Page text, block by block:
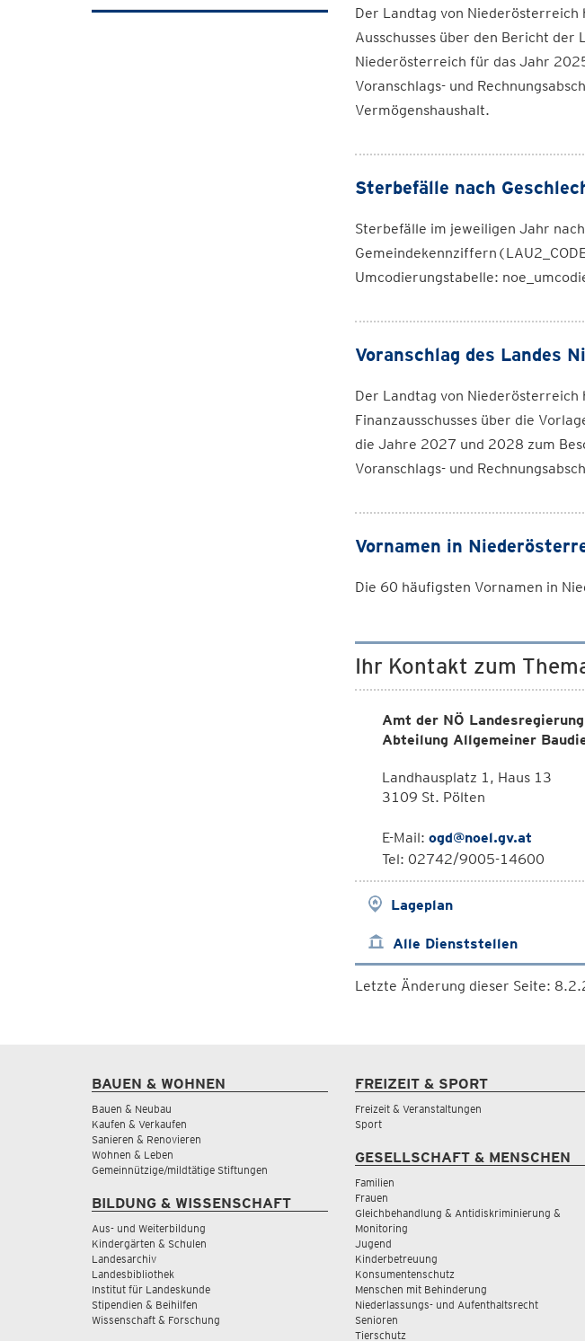
Der Landtag von
Ausschusses über den Bericht der
Niederösterreich für das Jahr
Voranschlags- und
Vermögenshaushalt.
Sterbefälle nach
Sterbefälle im jeweiligen Jahr
Umcodierungstabelle:
Voranschlag des Landes
Der Landtag von
Finanzausschusses über die
die Jahre 2027 und 2028 zum
Voranschlags- und
Vornamen in
Die 60 häufigsten Vornamen in
Ihr Kontakt zum
Amt der NÖ Landesregierung
Abteilung Allgemeiner
Landhausplatz 1, Haus 13
3109 St. Pölten
E-Mail: ogd@noel.gv.at
Tel: 02742/9005-14600
Lageplan
Alle Dienststellen
Letzte Änderung dieser Seite:
BAUEN & WOHNEN
Bauen & Neubau
Kaufen & Verkaufen
Sanieren & Renovieren
Wohnen & Leben
Gemeinnützige/mildtätige Stiftungen
BILDUNG & WISSENSCHAFT
Aus- und Weiterbildung
Kindergärten & Schulen
Landesarchiv
Landesbibliothek
Institut für Landeskunde
Stipendien & Beihilfen
Wissenschaft & Forschung
FREIZEIT & SPORT
Freizeit & Veranstaltungen
Sport
GESELLSCHAFT & MENSCHEN
Familien
Frauen
Gleichbehandlung & Antidiskriminierung &
Monitoring
Jugend
Kinderbetreuung
Konsumentenschutz
Menschen mit Behinderung
Niederlassungs- und Aufenthaltsrecht
Senioren
Tierschutz